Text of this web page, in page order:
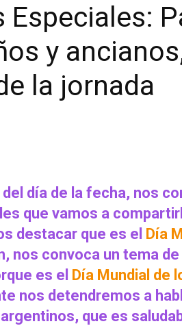
Especiales:
y
la jornada
día de la fecha, nos
que vamos a
destacar que es el Día
nos convoca un tema
es el Día Mundial de
nos detendremos a
que es